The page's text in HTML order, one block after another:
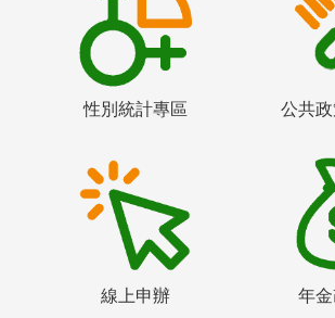
性別統計專區 公共
線上申辦 年